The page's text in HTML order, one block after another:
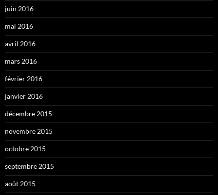
juin 2016
mai 2016
avril 2016
mars 2016
février 2016
janvier 2016
décembre 2015
novembre 2015
octobre 2015
septembre 2015
août 2015